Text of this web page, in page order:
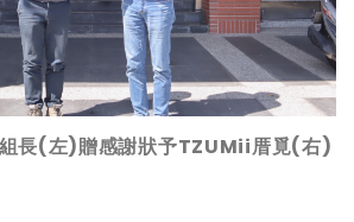
長(左)贈感謝狀予TZUMii厝覓(右)